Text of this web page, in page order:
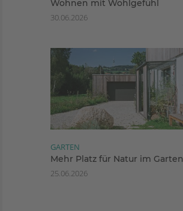
Wohnen mit Wohlgefühl
30.06.2026
GARTEN
Mehr Platz für Natur im Garten
25.06.2026